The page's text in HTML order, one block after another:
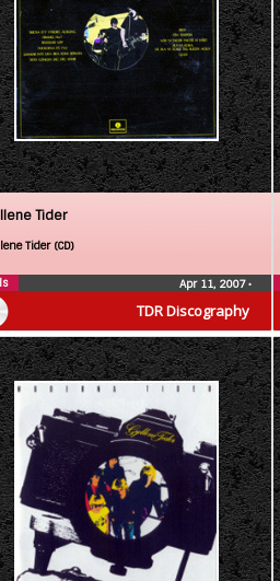
TDR Discography
Tider
Tider (CD)
Apr 11, 2007•